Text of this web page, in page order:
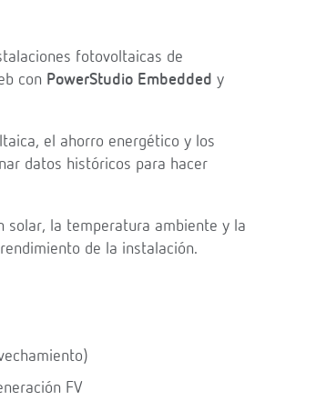
fotovoltaicas de
con PowerStudio Embedded y
el ahorro energético y los
datos históricos para hacer
solar, la temperatura ambiente y la
de la instalación.
FV